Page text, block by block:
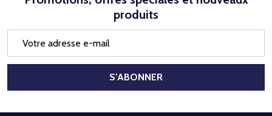
produits
mail
S’ABONNER